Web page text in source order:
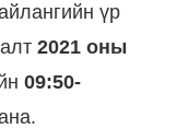
үр
2021 оны
09:50-